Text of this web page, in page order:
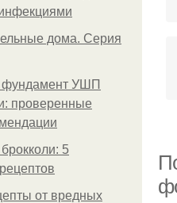
дома. Серия
фундамент УШП
проверенные
5
от вредных